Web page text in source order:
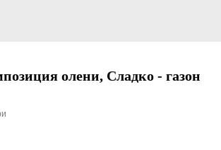
олени, Сладко - газон